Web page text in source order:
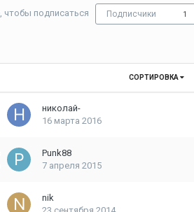
чтобы подписаться Подписчики 1
СОРТИРОВКА
николай-
16 марта 2016
Punk88
7 апреля 2015
nik